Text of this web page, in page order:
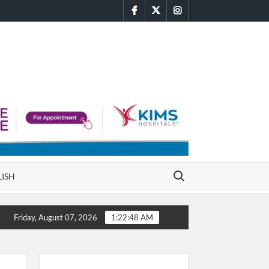
facebooktwitterinstagram
Search for:
టాలీవుడ్ లో అందాలు ఆరాబోస్తున్న ప్రియాంక శ్రీ
Friday, August 07, 2026 1:22:48 AM